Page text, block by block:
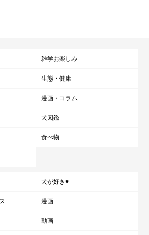
徐々に長くなってきています。現在チワワ
ですが、今後さらに獣医医療が発展すれ
「【ギネス記録も】獣医師が教え
雑学お楽しみ
生態・健康
漫画・コラム
犬図鑑
食べ物
犬が好き♥
漫画
動画